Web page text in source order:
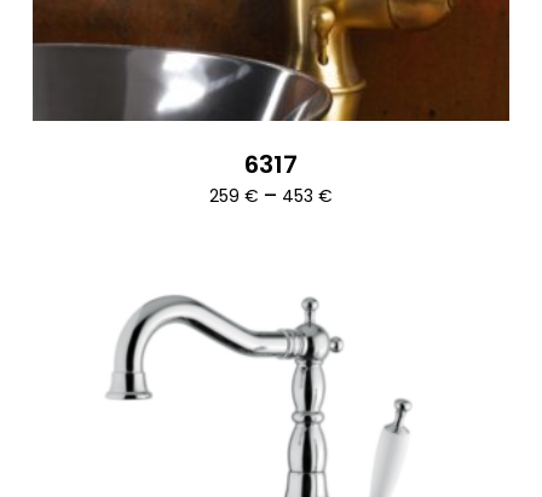
6317
259 € – 453 €Ártartomány: